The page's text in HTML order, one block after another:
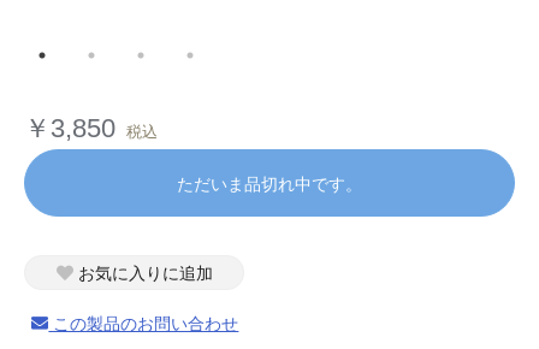
￥3,850 税込
ただいま品切れ中です。
お気に入りに追加
この製品のお問い合わせ